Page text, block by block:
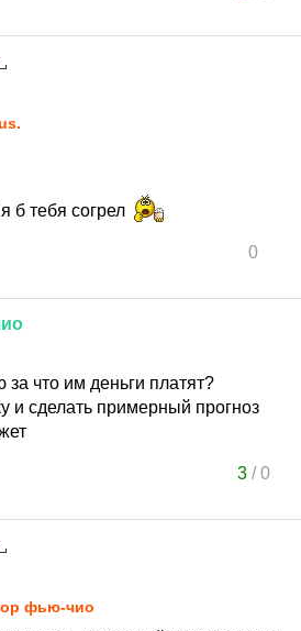
б тебя согрел
0
что им деньги платят?
и сделать примерный прогноз
3/0
фью-чио